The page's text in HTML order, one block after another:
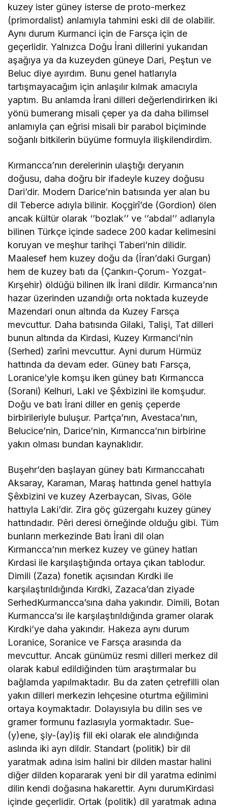
kuzey ister güney isterse de proto-merkez
(primordalist) anlamıyla tahmini eski dil de olabilir.
Aynı durum Kurmanci için de Farsça için de
geçerlidir. Yalnızca Doğu İrani dillerini yukarıdan
aşağıya ya da kuzeyden güneye Dari, Peştun ve
Beluc diye ayırdım. Bunu genel hatlarıyla
tartışmayacağım için anlaşılır kılmak amacıyla
yaptım. Bu anlamda İrani dilleri değerlendirirken iki
yönü bumerang misali çeper ya da daha bilimsel
anlamıyla çan eğrisi misali bir parabol biçiminde
soğanlı bitkilerin büyüme formuyla ilişkilendirdim.
Kırmancca’nın derelerinin ulaştığı deryanın
doğusu, daha doğru bir ifadeyle kuzey doğusu
Dari’dir. Modern Darice’nin batısında yer alan bu
dil Teberce adıyla bilinir. Koçgirî’de (Gordion) ölen
ancak kültür olarak ‘’bozlak’’ ve ‘’abdal’’ adlarıyla
bilinen Türkçe içinde sadece 200 kadar kelimesini
koruyan ve meşhur tarihçi Taberi’nin dilidir.
Maalesef hem kuzey doğu da (İran’daki Gurgan)
hem de kuzey batı da (Çankırı-Çorum- Yozgat-
Kırşehir) öldüğü bilinen ilk İrani dildir. Kırmanca’nın
hazar üzerinden uzandığı orta noktada kuzeyde
Mazendari onun altında da Kuzey Farsça
mevcuttur. Daha batısında Gilaki, Talişi, Tat dilleri
bunun altında da Kirdasi, Kuzey Kırmanci’nin
(Serhed) zarîni mevcuttur. Ayni durum Hürmüz
hattında da devam eder. Güney batı Farsça,
Loranice’yle komşu iken güney batı Kırmancca
(Sorani) Kelhuri, Laki ve Şêxbizini ile komşudur.
Doğu ve batı İrani diller en geniş çeperde
birbirileriyle buluşur. Partça’nın, Avestaca’nın,
Belucice’nin, Darice’nin, Kırmancca’nın birbirine
yakın olması bundan kaynaklıdır.
Buşehr’den başlayan güney batı Kırmanccahatı
Aksaray, Karaman, Maraş hattında genel hattıyla
Şêxbizini ve kuzey Azerbaycan, Sivas, Göle
hattıyla Laki’dir. Zira göç güzergahı kuzey güney
hattındadır. Pêri deresi örneğinde olduğu gibi. Tüm
bunların merkezinde Batı İrani dil olan
Kırmancca’nın merkez kuzey ve güney hatları
Kırdasi ile karşılaştığında ortaya çıkan tablodur.
Dimili (Zaza) fonetik açısından Kırdki ile
karşılaştırıldığında Kırdki, Zazaca’dan ziyade
SerhedKurmancca’sına daha yakındır. Dimili, Botan
Kurmancca’sı ile karşılaştırıldığında gramer olarak
Kırdki’ye daha yakındır. Hakeza aynı durum
Loranice, Soranice ve Farsça arasında da
mevcuttur. Ancak günümüz resmi dilleri merkez dil
olarak kabul edildiğinden tüm araştırmalar bu
bağlamda yapılmaktadır. Bu da zaten çetrefilli olan
yakın dilleri merkezin lehçesine oturtma eğilimini
ortaya koymaktadır. Dolayısıyla bu dilin ses ve
gramer formunu fazlasıyla yormaktadır. Sue-
(y)ene, şiy-(ay)iş fiil eki olarak ele alındığında
aslında iki ayrı dildir. Standart (politik) bir dil
yaratmak adına isim halini bir dilden mastar halini
diğer dilden kopararak yeni bir dil yaratma edinimi
dilin kendi doğasına hakarettir. Aynı durumKirdasi
içinde geçerlidir. Ortak (politik) dil yaratmak adına